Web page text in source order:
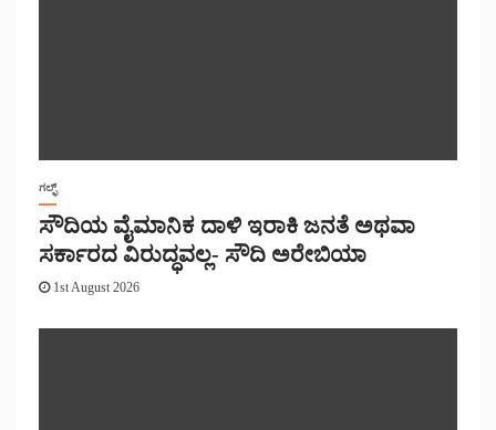
ಗಲ್ಫ್
ಸೌದಿಯ ವೈಮಾನಿಕ ದಾಳಿ ಇರಾಕಿ ಜನತೆ ಅಥವಾ
ಸರ್ಕಾರದ ವಿರುದ್ಧವಲ್ಲ- ಸೌದಿ ಅರೇಬಿಯಾ
1st August 2026